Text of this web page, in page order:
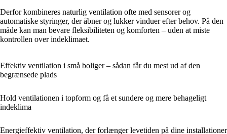
Derfor kombineres naturlig ventilation ofte med sensorer og
automatiske styringer, der åbner og lukker vinduer efter behov. På den
måde kan man bevare fleksibiliteten og komforten – uden at miste
kontrollen over indeklimaet.
Effektiv ventilation i små boliger – sådan får du mest ud af den
begrænsede plads
Hold ventilationen i topform og få et sundere og mere behageligt
indeklima
Energieffektiv ventilation, der forlænger levetiden på dine installationer